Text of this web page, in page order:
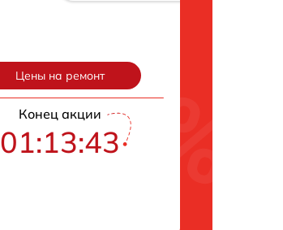
Цены на ремонт
Конец акции
01:13:42